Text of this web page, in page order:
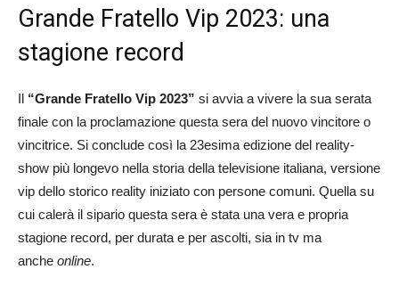
Grande Fratello Vip 2023: una
stagione record
“Grande Fratello Vip 2023” si avvia a vivere la sua serata
finale con la proclamazione questa sera del nuovo vincitore o
vincitrice. Si conclude così la 23esima edizione del reality-
show più longevo nella storia della televisione italiana, versione
vip dello storico reality iniziato con persone comuni. Quella su
cui calerà il sipario questa sera è stata una vera e propria
stagione record, per durata e per ascolti, sia in tv ma
anche online.